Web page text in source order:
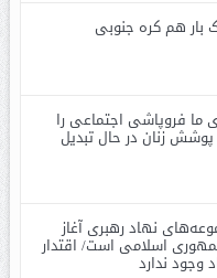
هم کره جنوبی
فروپاشی اجتماعی را
زنان در حال تبدیل
نهاد رهبری آغاز
اسلامی است/ اقتدار
وجود ندارد